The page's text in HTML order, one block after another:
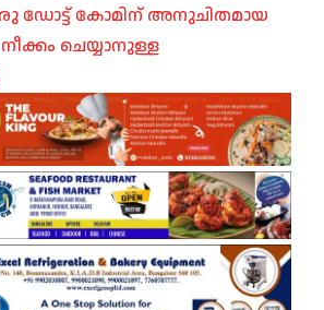
ഡോട്ട് കോമിന് അനുചിതമായ
ചെയ്യാനുള്ള